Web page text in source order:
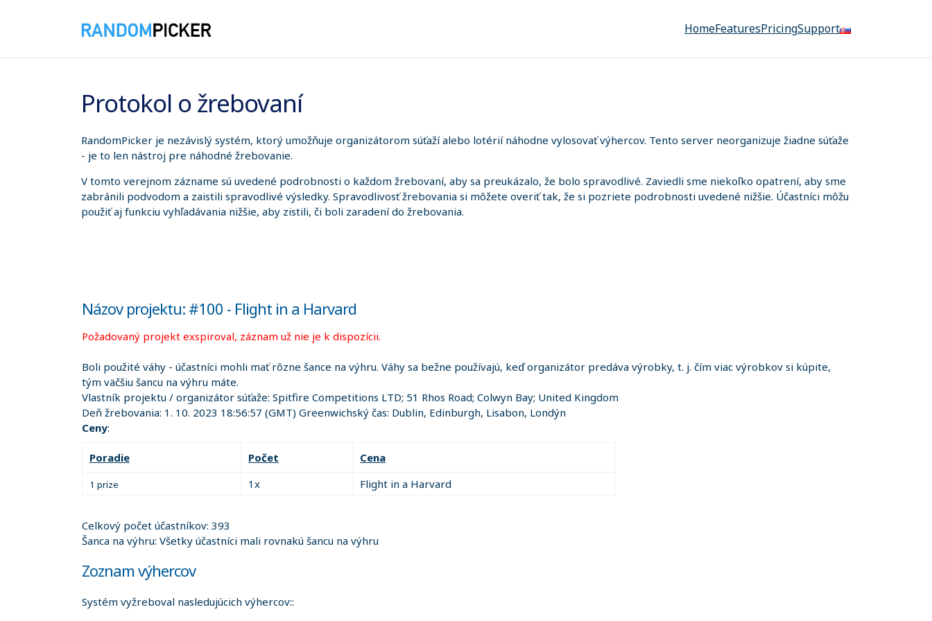
HomeFeaturesPricingSupport
Protokol o žrebovaní
RandomPicker je nezávislý systém, ktorý umožňuje organizátorom súťaží alebo lotérií náhodne vylosovať výhercov. Tento server neorganizuje žiadne súťaže
- je to len nástroj pre náhodné žrebovanie.
V tomto verejnom zázname sú uvedené podrobnosti o každom žrebovaní, aby sa preukázalo, že bolo spravodlivé. Zaviedli sme niekoľko opatrení, aby sme
zabránili podvodom a zaistili spravodlivé výsledky. Spravodlivosť žrebovania si môžete overiť tak, že si pozriete podrobnosti uvedené nižšie. Účastníci môžu
použiť aj funkciu vyhľadávania nižšie, aby zistili, či boli zaradení do žrebovania.
Názov projektu: #100 - Flight in a Harvard
Požadovaný projekt exspiroval, záznam už nie je k dispozícii.
Boli použité váhy - účastníci mohli mať rôzne šance na výhru. Váhy sa bežne používajú, keď organizátor predáva výrobky, t. j. čím viac výrobkov si kúpite,
tým väčšiu šancu na výhru máte.
Vlastník projektu / organizátor súťaže: Spitfire Competitions LTD; 51 Rhos Road; Colwyn Bay; United Kingdom
Deň žrebovania: 1. 10. 2023 18:56:57 (GMT) Greenwichský čas: Dublin, Edinburgh, Lisabon, Londýn
Ceny:
Poradie Počet Cena
1 prize 1x Flight in a Harvard
Celkový počet účastníkov: 393
Šanca na výhru: Všetky účastníci mali rovnakú šancu na výhru
Zoznam výhercov
Systém vyžreboval nasledujúcich výhercov::